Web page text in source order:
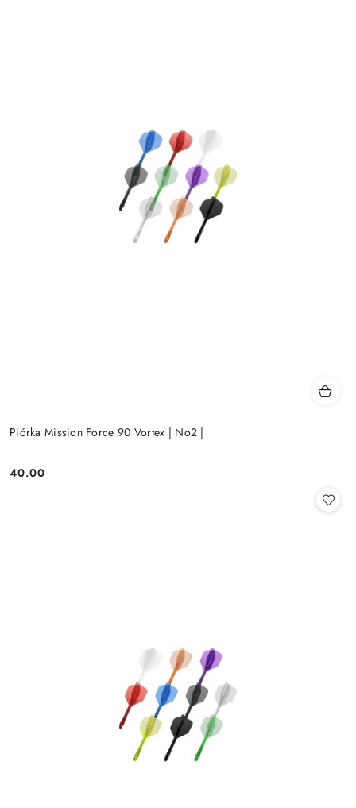
Piórka Mission Force 90 Vortex | No2 |
Cena:
40.00